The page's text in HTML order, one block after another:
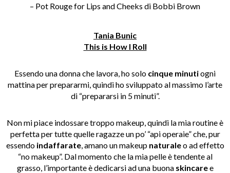
– Pot Rouge for Lips and Cheeks di Bobbi Brown
Tania Bunic
This is How I Roll
Essendo una donna che lavora, ho solo cinque minutiogni
mattina per prepararmi, quindi ho sviluppato al massimo l’arte
di “prepararsi in 5 minuti”.
Non mi piace indossare troppo makeup, quindi la mia routine è
perfetta per tutte quelle ragazze un po’ “api operaie” che, pur
essendo indaffarate, amano un makeup naturaleo ad effetto
“no makeup”. Dal momento che la mia pelle è tendente al
grasso, l’importante è dedicarsi ad una buona skincaree